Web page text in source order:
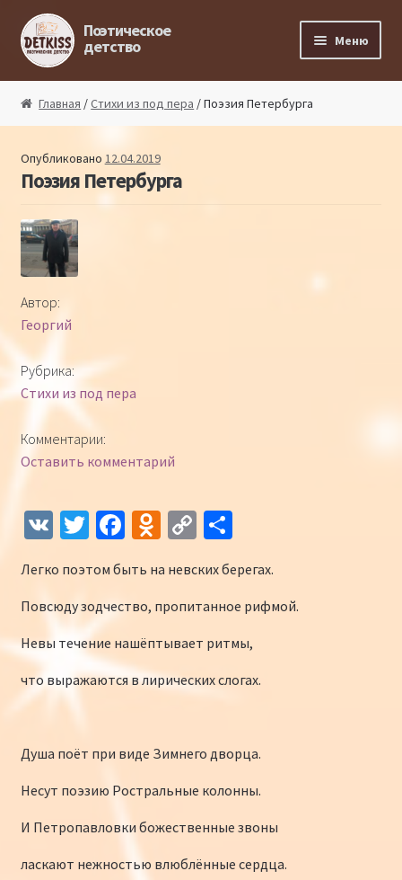
Перейти к навигации
Перейти к содержимому
Поэтическое
детство Меню
Поэтический ликбез
Поэтический блог
Детская философия
Конкурсы
Интернет-конкурс чтецов «Созвучие 2018»
Наши участники и победители
Наши участники 2017
Страничка победителей 2017
Главная /Стихи из под пера / Поэзия Петербурга
Опубликовано 12.04.2019
Поэзия Петербурга
Автор:
Георгий
Рубрика:
Стихи из под пера
Комментарии:
Оставить комментарий
V T
tt
er
Fa
b
o
o
k
O
n
o
kl
as
sn
C
p
y
Li
n
k
О
п
р
а
в
и
Легко поэтом быть на невских берегах.
Повсюду зодчество, пропитанное рифмой.
Невы течение нашёптывает ритмы,
что выражаются в лирических слогах.
Душа поёт при виде Зимнего дворца.
Несут поэзию Ростральные колонны.
И Петропавловки божественные звоны
ласкают нежностью влюблённые сердца.